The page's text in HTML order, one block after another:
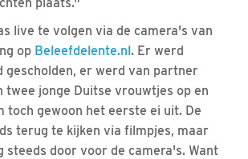
live te volgen via de camera's van
op Beleefdelente.nl. Er werd
gescholden, er werd van partner
twee jonge Duitse vrouwtjes op en
toch gewoon het eerste ei uit. De
terug te kijken via filmpjes, maar
steeds door voor de camera's. Want